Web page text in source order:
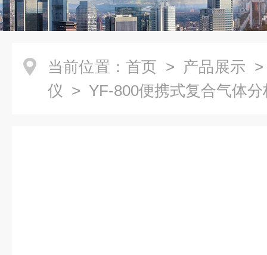
当前位置： 首页 > 产品展示
仪 > YF-800便携式复合气体分